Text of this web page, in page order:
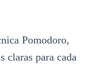
Pomodoro,
claras para cada